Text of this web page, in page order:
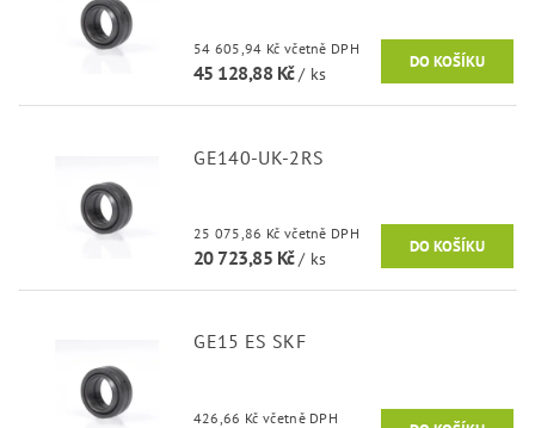
54 605,94 Kč včetně DPH
45 128,88 Kč/ ks
GE140-UK-2RS
25 075,86 Kč včetně DPH
20 723,85 Kč/ ks
GE15 ES SKF
426,66 Kč včetně DPH